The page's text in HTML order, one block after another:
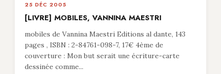
25 DÉC 2005
[LIVRE] MOBILES, VANNINA MAESTRI
mobiles de Vannina Maestri Editions al dante, 143
pages , ISBN : 2-84761-098-7, 17€ 4ème de
couverture : Mon but serait une écriture-carte
dessinée comme...